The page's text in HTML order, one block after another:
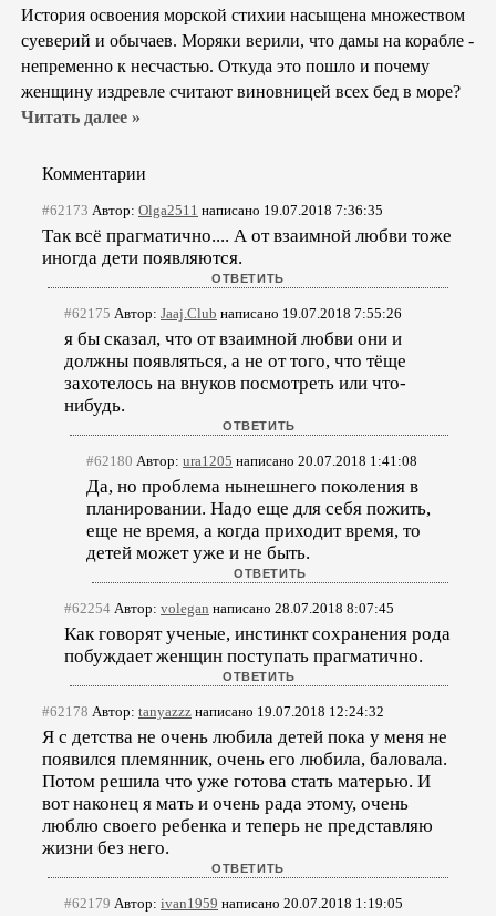
История освоения морской стихии насыщена множеством
суеверий и обычаев. Моряки верили, что дамы на корабле -
непременно к несчастью. Откуда это пошло и почему
женщину издревле считают виновницей всех бед в море?
Читать далее »
Комментарии
#62173 Автор: Olga2511 написано 19.07.2018 7:36:35
Так всё прагматично.... А от взаимной любви тоже
иногда дети появляются.
#62175 Автор: Jaaj.Club написано 19.07.2018 7:55:26
я бы сказал, что от взаимной любви они и
должны появляться, а не от того, что тёще
захотелось на внуков посмотреть или что-
нибудь.
#62180 Автор: ura1205 написано 20.07.2018 1:41:08
Да, но проблема нынешнего поколения в
планировании. Надо еще для себя пожить,
еще не время, а когда приходит время, то
детей может уже и не быть.
#62254 Автор: volegan написано 28.07.2018 8:07:45
Как говорят ученые, инстинкт сохранения рода
побуждает женщин поступать прагматично.
#62178 Автор: tanyazzz написано 19.07.2018 12:24:32
Я с детства не очень любила детей пока у меня не
появился племянник, очень его любила, баловала.
Потом решила что уже готова стать матерью. И
вот наконец я мать и очень рада этому, очень
люблю своего ребенка и теперь не представляю
жизни без него.
#62179 Автор: ivan1959 написано 20.07.2018 1:19:05